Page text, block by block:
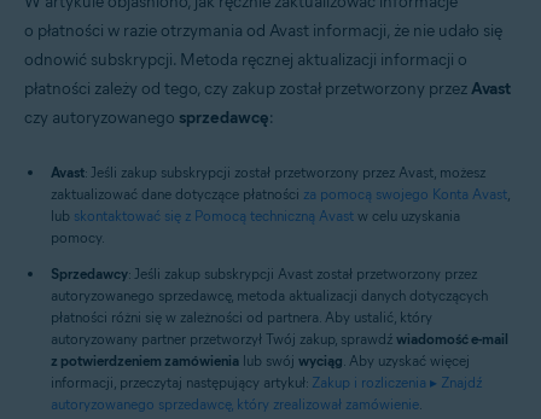
o płatności w razie otrzymania od Avast informacji, że nie udało się
odnowić subskrypcji. Metoda ręcznej aktualizacji informacji o
płatności zależy od tego, czy zakup został przetworzony przezAvast
czy autoryzowanego sprzedawcę:
Avast: Jeśli zakup subskrypcji został przetworzony przez Avast, możesz
zaktualizować dane dotyczące płatności za pomocą swojego Konta Avast,
lub skontaktować się z Pomocą techniczną Avast w celu uzyskania
pomocy.
Sprzedawcy: Jeśli zakup subskrypcji Avast został przetworzony przez
autoryzowanego sprzedawcę, metoda aktualizacji danych dotyczących
płatności różni się w zależności od partnera. Aby ustalić, który
autoryzowany partner przetworzył Twój zakup, sprawdź wiadomość e-mail
z potwierdzeniem zamówienia lub swój wyciąg. Aby uzyskać więcej
informacji, przeczytaj następujący artykuł: Zakup i rozliczenia ▸ Znajdź
autoryzowanego sprzedawcę, który zrealizował zamówienie.